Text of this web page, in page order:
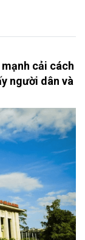
cải cách
người dân và